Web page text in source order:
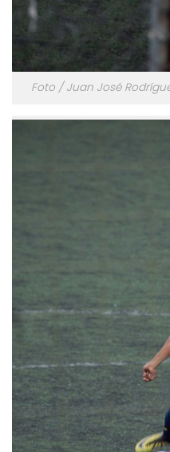
Foto / Juan José